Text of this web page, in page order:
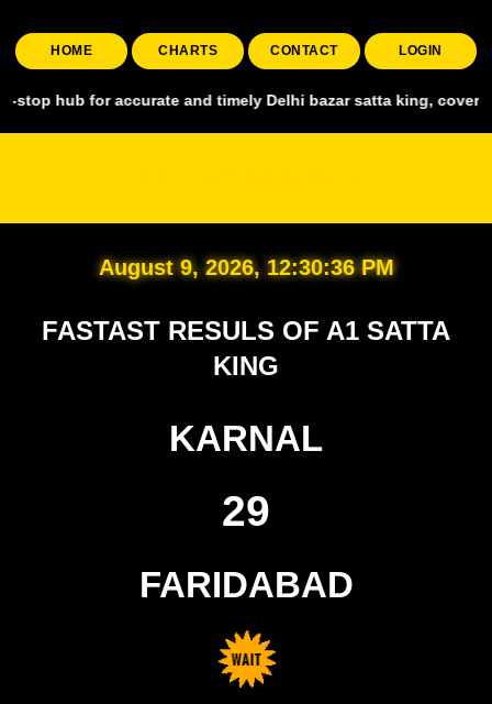
HOME CHARTS CONTACT LOGIN
for accurate and timely Delhi bazar satta king, covering all
August 9, 2026, 12:30:37 PM
FASTAST RESULS OF A1 SATTA
KING
KARNAL
29
FARIDABAD